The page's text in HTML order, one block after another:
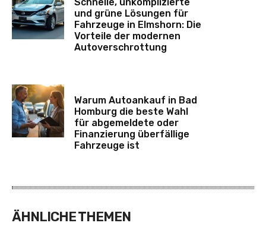
und grüne Lösungen für
Fahrzeuge in Elmshorn: Die
Vorteile der modernen
Autoverschrottung
Warum Autoankauf in Bad
Homburg die beste Wahl
für abgemeldete oder
Finanzierung überfällige
Fahrzeuge ist
ÄHNLICHE THEMEN